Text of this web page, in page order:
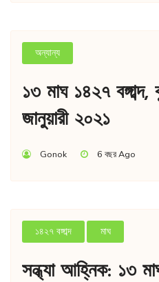
অন্যান্য
১৩ মাঘ ১৪২৭ বঙ্গাব্দ,
জানুয়ারী ২০২১
Gonok 6 বছর Ago
১৪২৭ বঙ্গাব্দ মাঘ
সন্ধ্যা আহ্নিক: ১৩